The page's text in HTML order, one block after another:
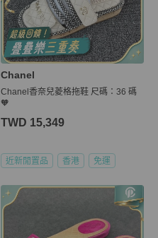
Chanel
Chanel香奈兒菱格拖鞋 尺碼：36 碼
🧡
TWD 15,349
近新閒置品 香港 免運